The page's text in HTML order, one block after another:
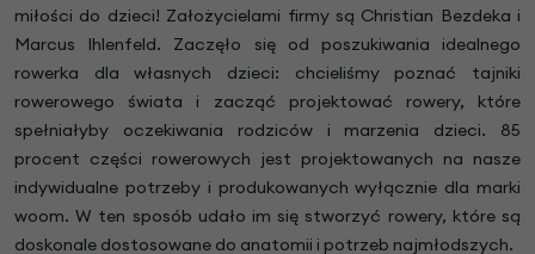
miłości do dzieci! Założycielami firmy są Christian Bezdeka i
Marcus Ihlenfeld. Zaczęło się od poszukiwania idealnego
rowerka dla własnych dzieci: chcieliśmy poznać tajniki
rowerowego świata i zacząć projektować rowery, które
spełniałyby oczekiwania rodziców i marzenia dzieci. 85
procent części rowerowych jest projektowanych na nasze
indywidualne potrzeby i produkowanych wyłącznie dla marki
woom. W ten sposób udało im się stworzyć rowery, które są
doskonale dostosowane do anatomii i potrzeb najmłodszych.